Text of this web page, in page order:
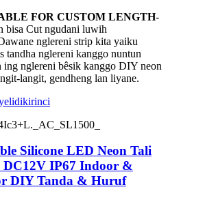
FOR CUSTOM LENGTH-
bisa Cut ngudani luwih
nglereni strip kita yaiku
tandha nglereni kanggo nuntun
ing nglereni bêsik kanggo DIY neon
langit, gendheng lan liyane.
rinci
Silicone LED Neon Tali
IP67 Indoor &
DIY Tanda & Huruf